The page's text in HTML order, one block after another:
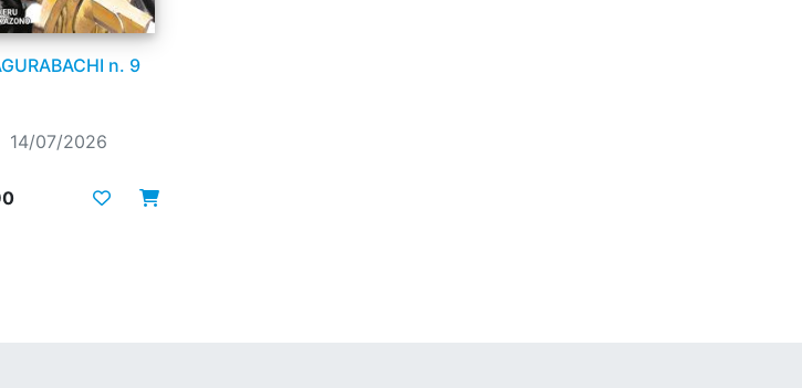
n. 9
14/07/2026